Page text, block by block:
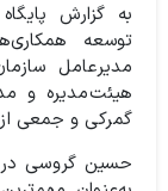
به گزارش
توسعه
مدیرعامل
هیئت‌مدیره و
گمرکی و جمعی از
حسین گروسی در